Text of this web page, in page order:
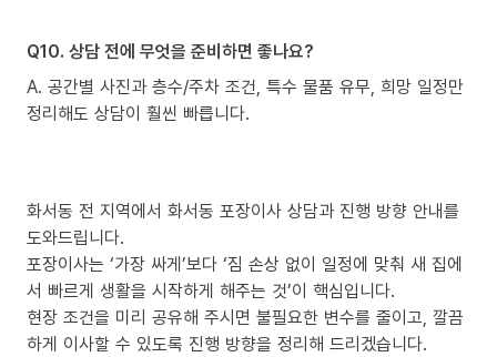
Q10. 상담 전에 무엇을 준비하면 좋나요?
A. 공간별 사진과 층수/주차 조건, 특수 물품 유무, 희망 일정만
정리해도 상담이 훨씬 빠릅니다.
화서동 전 지역에서 화서동 포장이사 상담과 진행 방향 안내를
도와드립니다.
포장이사는 ‘가장 싸게’보다 ‘짐 손상 없이 일정에 맞춰 새 집에
서 빠르게 생활을 시작하게 해주는 것’이 핵심입니다.
현장 조건을 미리 공유해 주시면 불필요한 변수를 줄이고, 깔끔
하게 이사할 수 있도록 진행 방향을 정리해 드리겠습니다.